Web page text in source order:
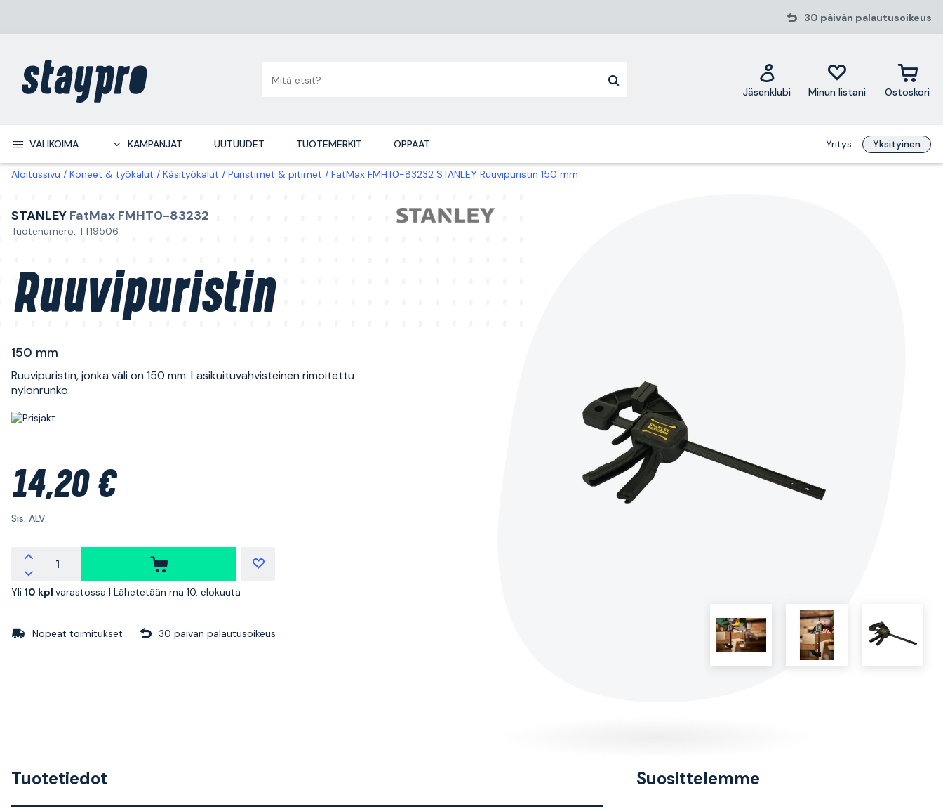
30 päivän palautusoikeus
Jäsenklubi Minun listani Ostoskori
VALIKOIMA KAMPANJAT UUTUUDET TUOTEMERKIT OPPAAT Yritys Yksityinen
Aloitussivu Koneet & työkalut Käsityökalut Puristimet & pitimet FatMax FMHT0-83232 STANLEY Ruuvipuristin 150 mm
STANLEY FatMax FMHT0-83232
Tuotenumero: TT19506
Ruuvipuristin
150 mm
Ruuvipuristin, jonka väli on 150 mm. Lasikuituvahvisteinen rimoitettu
nylonrunko.
14,20 €
Sis. ALV
Yli 10 kpl varastossa | Lähetetään ma 10. elokuuta
Nopeat toimitukset 30 päivän palautusoikeus
Tuotetiedot Suosittelemme